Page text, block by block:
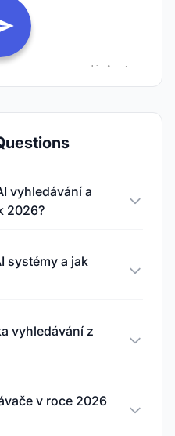
vyhledávání a
2026?
systémy a jak
vyhledávání z
v roce 2026